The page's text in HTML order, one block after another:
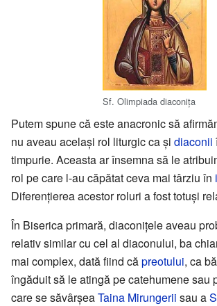
Sf. Olimpiada diaconița
Putem spune că este anacronic să
nu aveau același rol liturgic ca și diaconii
timpurie. Aceasta ar însemna să le
rol pe care l-au căpătat ceva mai târziu în
Diferențierea acestor roluri a fost totuși
În Biserica primară, diaconițele aveau
relativ similar cu cel al diaconului, ba
mai complex, dată fiind căpreotului, ca
îngăduit să le atingă pe catehumene sau
care se săvârșeaTaina Mirungerii sau a